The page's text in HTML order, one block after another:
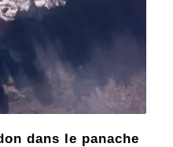
dans le panache